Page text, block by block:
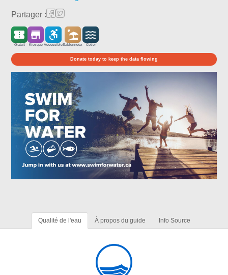
Partager :
Gratuit Kiosque AccessibleSablonneux Côtier
Donate today to keep the data flowing
Qualité de l'eau À propos du guide Info Source